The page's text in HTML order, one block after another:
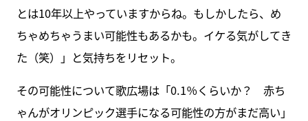
とは10年以上やっていますからね。もしかしたら、め
ちゃめちゃうまい可能性もあるかも。イケる気がしてき
た（笑）」と気持ちをリセット。
その可能性について歌広場は「0.1％くらいか？ 赤ち
ゃんがオリンピック選手になる可能性の方がまだ高い」